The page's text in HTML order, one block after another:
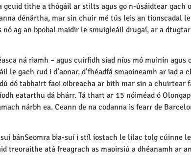
tithe a thógáil ar stilts agus go n-úsáidtear gach
dénártha, mar sin chuir mé tús leis an tionscadal
ag an bpobal maidir le smuigleáil drugaí, ar a dtugtar
ná riamh – agus cuirfidh siad níos mó muinín agus
gach rud i d’aonar, d’fhéadfá smaoineamh ar iad a
dó tabhairt faoi oibreacha ar bith mar sin a chuirtear
eatarthu dá bhárr. Tá thart ar 15 nóiméad ó
nárbh ea. Ceann de na codanna is fearr de
bánSeomra bia-suí i stíl íostach le lilac tolg cúinne
treoraithe atá freagrach as maoirsiú a dhéanamh ar